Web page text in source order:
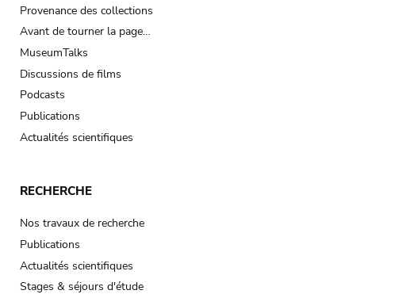
Provenance des collections
Avant de tourner la page…
MuseumTalks
Discussions de films
Podcasts
Publications
Actualités scientifiques
RECHERCHE
Nos travaux de recherche
Publications
Actualités scientifiques
Stages & séjours d'étude